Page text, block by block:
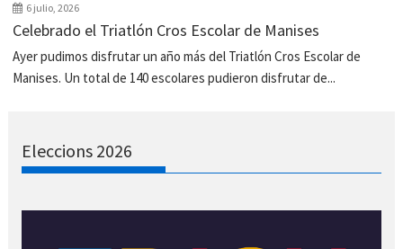
6 julio, 2026
Celebrado el Triatlón Cros Escolar de Manises
Ayer pudimos disfrutar un año más del Triatlón Cros Escolar de
Manises. Un total de 140 escolares pudieron disfrutar de...
Eleccions 2026